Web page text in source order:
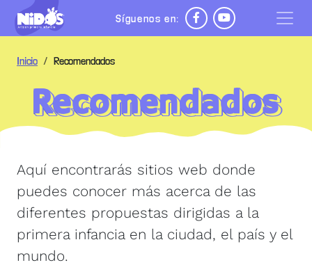
Pasar al contenido principal
Síguenos en:
ayuda a la navegación
Inicio Recomendados
Recomendados
Aquí encontrarás sitios web donde
puedes conocer más acerca de las
diferentes propuestas dirigidas a la
primera infancia en la ciudad, el país y el
mundo.